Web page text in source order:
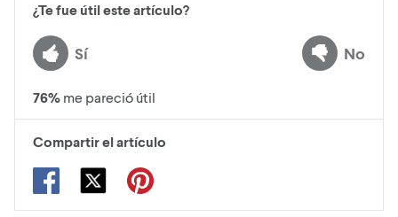
¿Te fue útil este artículo?
Sí No
76% me pareció útil
Compartir el artículo